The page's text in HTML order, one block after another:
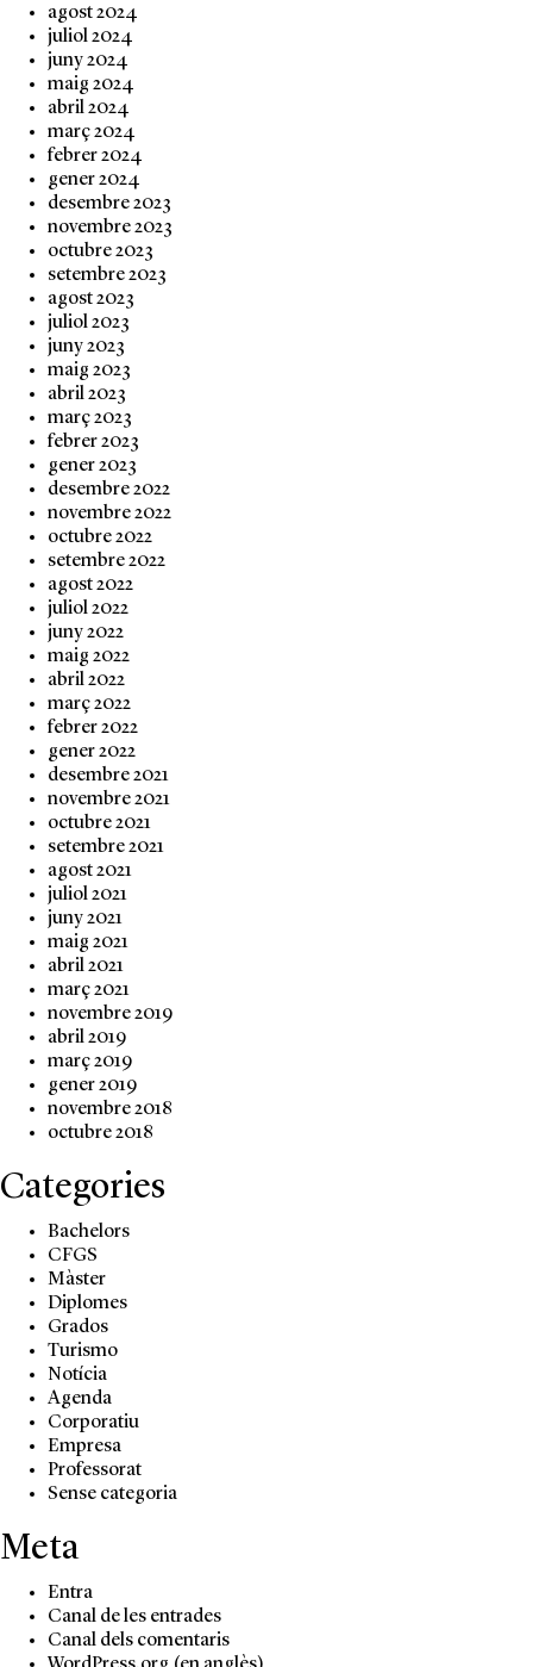
agost 2024
juliol 2024
juny 2024
maig 2024
abril 2024
març 2024
febrer 2024
gener 2024
desembre 2023
novembre 2023
octubre 2023
setembre 2023
agost 2023
juliol 2023
juny 2023
maig 2023
abril 2023
març 2023
febrer 2023
gener 2023
desembre 2022
novembre 2022
octubre 2022
setembre 2022
agost 2022
juliol 2022
juny 2022
maig 2022
abril 2022
març 2022
febrer 2022
gener 2022
desembre 2021
novembre 2021
octubre 2021
setembre 2021
agost 2021
juliol 2021
juny 2021
maig 2021
abril 2021
març 2021
novembre 2019
abril 2019
març 2019
gener 2019
novembre 2018
octubre 2018
Categories
Bachelors
CFGS
Màster
Diplomes
Grados
Turismo
Notícia
Agenda
Corporatiu
Empresa
Professorat
Sense categoria
Meta
Entra
Canal de les entrades
Canal dels comentaris